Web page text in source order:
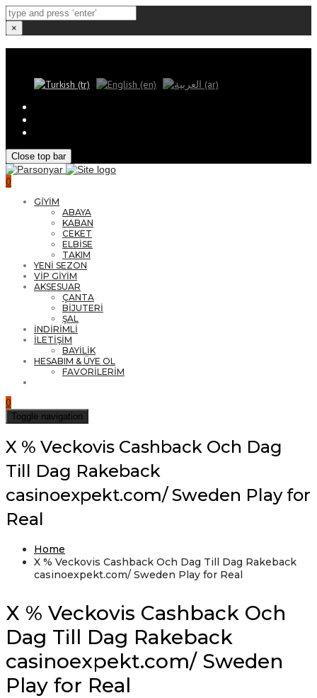
×
Close top bar
0
GİYİM
ABAYA
KABAN
CEKET
ELBİSE
TAKIM
YENİ SEZON
VİP GİYİM
AKSESUAR
ÇANTA
BİJUTERİ
ŞAL
İNDİRİMLİ
İLETİŞİM
BAYİLİK
HESABIM & ÜYE OL
FAVORİLERİM
0
Toggle navigation
X % Veckovis Cashback Och Dag
Till Dag Rakeback
casinoexpekt.com/ Sweden Play for
Real
Home
X % Veckovis Cashback Och Dag Till Dag Rakeback
casinoexpekt.com/ Sweden Play for Real
X % Veckovis Cashback Och
Dag Till Dag Rakeback
casinoexpekt.com/ Sweden
Play for Real